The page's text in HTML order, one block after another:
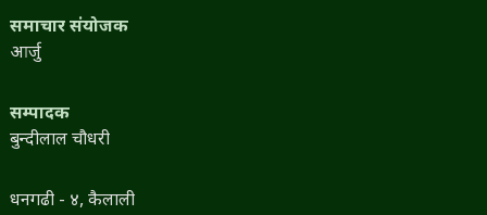
समाचार संयोजक
आर्जु
सम्पादक
बुन्दीलाल चौधरी
धनगढी - ४, कैलाली